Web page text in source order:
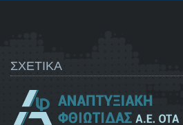
ΣΧΕΤΙΚΑ